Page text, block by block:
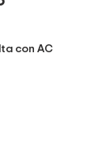
con AC